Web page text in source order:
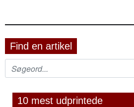
Find en artikel
10 mest udprintede